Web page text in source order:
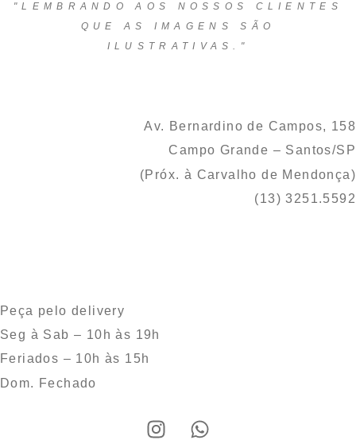
"LEMBRANDO AOS NOSSOS CLIENTES
QUE AS IMAGENS SÃO
ILUSTRATIVAS."
Av. Bernardino de Campos, 158
Campo Grande – Santos/SP
(Próx. à Carvalho de Mendonça)
(13) 3251.5592
Peça pelo delivery
Seg à Sab – 10h às 19h
Feriados – 10h às 15h
Dom. Fechado